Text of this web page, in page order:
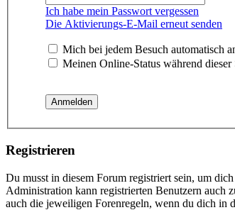
Ich habe mein Passwort vergessen
Die Aktivierungs-E-Mail erneut senden
Mich bei jedem Besuch automatisch
Meinen Online-Status während
Registrieren
Du musst in diesem Forum registriert sein, um
Administration kann registrierten Benutzern auch
auch die jeweiligen Forenregeln, wenn du dich in